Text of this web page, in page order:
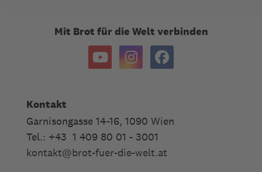
Mit Brot für die Welt verbinden
Kontakt
Garnisongasse 14-16, 1090 Wien
Tel.: +43 1 409 80 01 - 3001
kontakt@brot-fuer-die-welt.at